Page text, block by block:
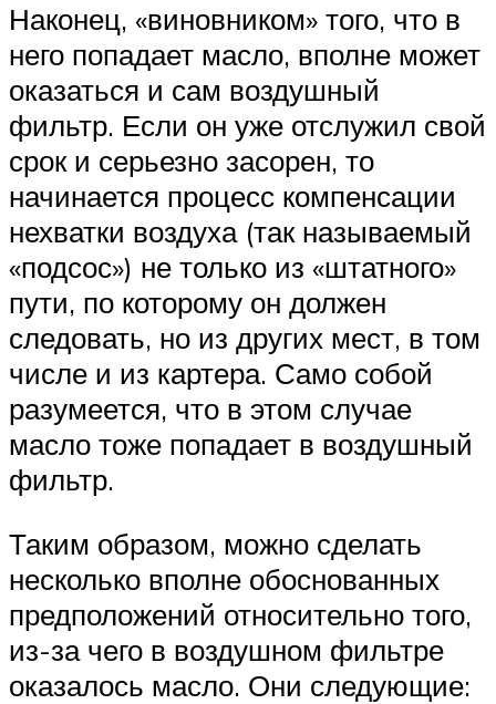
Наконец, «виновником» того, что в
него попадает масло, вполне может
оказаться и сам воздушный
фильтр. Если он уже отслужил свой
срок и серьезно засорен, то
начинается процесс компенсации
нехватки воздуха (так называемый
«подсос») не только из «штатного»
пути, по которому он должен
следовать, но из других мест, в том
числе и из картера. Само собой
разумеется, что в этом случае
масло тоже попадает в воздушный
фильтр.
Таким образом, можно сделать
несколько вполне обоснованных
предположений относительно того,
из-за чего в воздушном фильтре
оказалось масло. Они следующие: